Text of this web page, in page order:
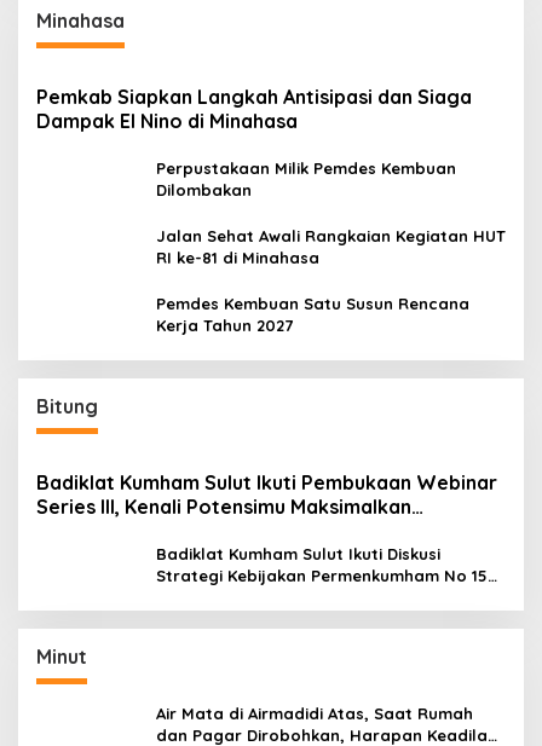
Minahasa
Pemkab Siapkan Langkah Antisipasi dan Siaga
Dampak El Nino di Minahasa
Perpustakaan Milik Pemdes Kembuan
Dilombakan
Jalan Sehat Awali Rangkaian Kegiatan HUT
RI ke-81 di Minahasa
Pemdes Kembuan Satu Susun Rencana
Kerja Tahun 2027
Bitung
Badiklat Kumham Sulut Ikuti Pembukaan Webinar
Series III, Kenali Potensimu Maksimalkan
Badiklat Kumham Sulut Ikuti Diskusi
Strategi Kebijakan Permenkumham No 15
Minut
Air Mata di Airmadidi Atas, Saat Rumah
dan Pagar Dirobohkan, Harapan Keadilan